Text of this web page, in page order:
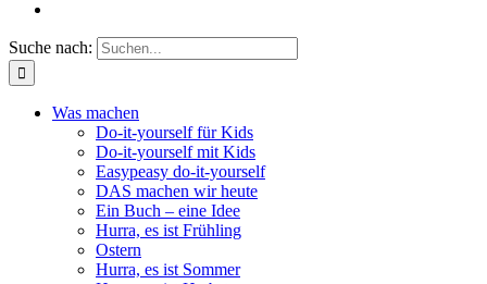
Suche nach:
Was machen
Do-it-yourself für Kids
Do-it-yourself mit Kids
Easypeasy do-it-yourself
DAS machen wir heute
Ein Buch – eine Idee
Hurra, es ist Frühling
Ostern
Hurra, es ist Sommer